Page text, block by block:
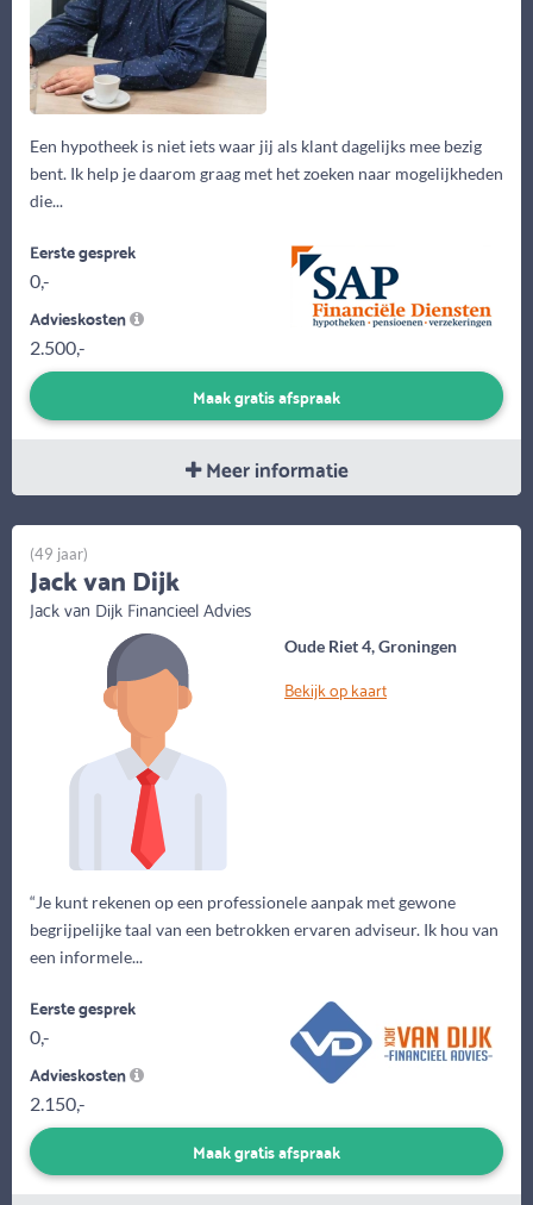
Een hypotheek is niet iets waar jij als klant dagelijks mee bezig
bent. Ik help je daarom graag met het zoeken naar mogelijkheden
die...
Eerste gesprek
0,-
Advieskosten
2.500,-
Maak gratis afspraak
Meer informatie
Oude Riet 4, Groningen
Bekijk op kaart
“Je kunt rekenen op een professionele aanpak met gewone
begrijpelijke taal van een betrokken ervaren adviseur. Ik hou van
een informele...
(49 jaar)
Jack van Dijk
Jack van Dijk Financieel Advies
Eerste gesprek
0,-
Advieskosten
2.150,-
Maak gratis afspraak